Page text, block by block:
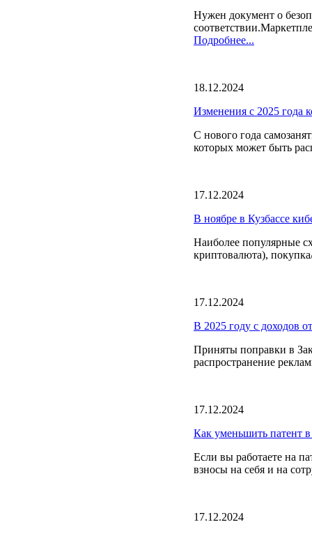
Нужен документ о
Подробнее...
18.12.2024
Изменения с 2025 года
С нового года
которых может быть
17.12.2024
В ноябре в Кузбассе
Наиболее популярные
криптовалюта),
17.12.2024
В 2025 году с доходов
Приняты поправки в
распространение
17.12.2024
Как уменьшить патент
Если вы работаете на
взносы на себя и на
17.12.2024